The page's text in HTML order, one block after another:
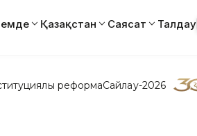
Қазақстан Саясат Талдау
реформаСайлау-2026